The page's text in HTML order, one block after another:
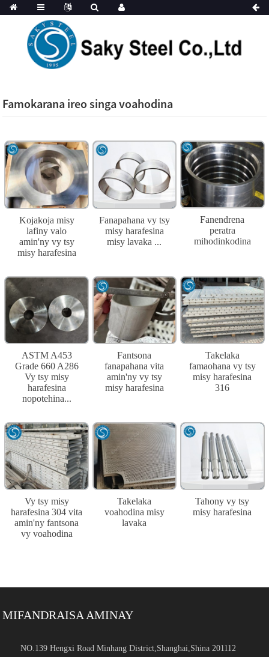
Famokarana ireo singa voahodina
Kojakoja misy
lafiny valo
amin'ny vy tsy
misy harafesina
Fanapahana vy tsy
misy harafesina
misy lavaka ...
Fanendrena
peratra
mihodinkodina
ASTM A453
Grade 660 A286
Vy tsy misy
harafesina
nopotehina...
Fantsona
fanapahana vita
amin'ny vy tsy
misy harafesina
Takelaka
famaohana vy tsy
misy harafesina
316
Vy tsy misy
harafesina 304 vita
amin'ny fantsona
vy voahodina
Takelaka
voahodina misy
lavaka
Tahony vy tsy
misy harafesina
MIFANDRAISA AMINAY
NO.139 Hengxi Road Minhang District,Shanghai,Shina 201112